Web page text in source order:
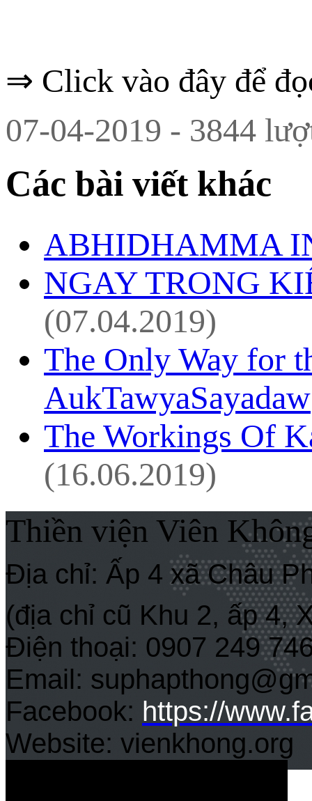
⇒ Click vào đây để
07-04-2019 - 3844
Các bài viết khác
ABHIDHAMMA
NGAY TRONG
(07.04.2019)
The Only Way for
AukTawyaSayadaw
The Workings Of
(16.06.2019)
Thiền viện Viên
Địa chỉ: Ấp 4 xã Châu
(địa chỉ cũ Khu 2, ấp 4,
Điện thoại: 0907 249
Email:
Facebook: https://
Website: vienkhong.org